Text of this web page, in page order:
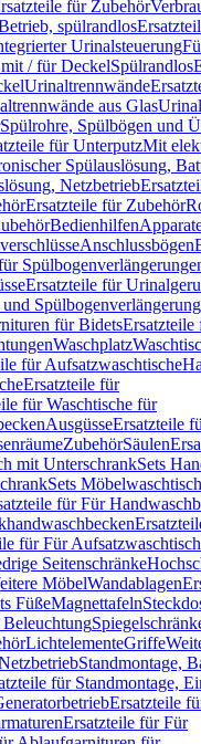
für Zubehör
spülrandlos
Urinalsteuerung
/ für DeckelSpülrandlos
Urinaltrennwände
aus Glas
Spülrohre, Spülbögen und
für UnterputzMit
Spülauslösung,
Netzbetrieb
Ersatzteile für Zubehör
Bedienhilfen
Anschlussbögen
Ersatzteile für
für Bidets
Waschplatz
für Aufsatzwaschtische
Ersatzteile für
für Waschtische für
AusgüsseErsatzteile
ZubehörSäulen
mit UnterschrankSets
Sets
für Für
für Für
Seitenschränke
MöbelWandablagen
FüßeMagnettafeln
LichtelementeGriffe
Standmontage,
für Standmontage,
Ersatzteile
Ersatzteile für Für